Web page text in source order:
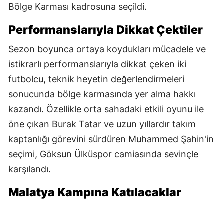
Bölge Karması kadrosuna seçildi.
Performanslarıyla Dikkat Çektiler
Sezon boyunca ortaya koydukları mücadele ve
istikrarlı performanslarıyla dikkat çeken iki
futbolcu, teknik heyetin değerlendirmeleri
sonucunda bölge karmasında yer alma hakkı
kazandı. Özellikle orta sahadaki etkili oyunu ile
öne çıkan Burak Tatar ve uzun yıllardır takım
kaptanlığı görevini sürdüren Muhammed Şahin'in
seçimi, Göksun Ülküspor camiasında sevinçle
karşılandı.
Malatya Kampına Katılacaklar